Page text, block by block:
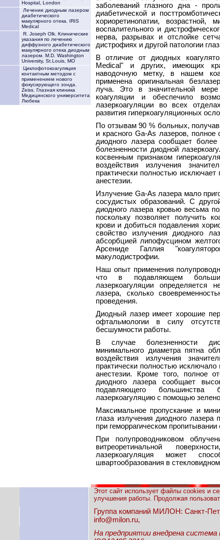
Hospital, London
Лечение диодным лазером
диабетического
макулярного отека. IRIS
Medical
R. Joseph Olk. Клинические
указания по лечению
диффузного диабетического
макулярного отека диодным
лазером. M.D. Washington
University, St.Louis, MO
Циклофотокоагуляция
контактным методом с
применением нового
фокусирующего зонда.
Zeiss. Глазная клиника
Медицинского университета
Любека
заболеваний глазного дна -
диабетической и
хориоретинопатии, возрастной,
воспалительного и
нерва, разрывах и отслойке
дистрофиях и другой патологии
В отличие от диодных
Medical" и других, имеющих
наводочную метку, в нашем
применена оригинальная
луча. Это в значительной
коагуляции и обеспечило
лазеркоагуляции во всех
развития гиперкоагуляционных
По отзывам 90 % больных,
и красного Ga-As лазеров, полное
диодного лазера сообщает
болезненности диодной
косвенным признаком
воздействия излучения
практически полностью
анестезии.
Излучение Ga-As лазера мало
сосудистых образований. С
диодного лазера кровью весьма
поскольку позволяет получить
крови и добиться подавления
свойство излучения диодного
абсорбцией липофусцином
Арсениде Галлия
макулодистрофии.
Наш опыт применения
что в подавляющем
лазеркоагуляции определяется
лазера, сколько
проведения.
Диодный лазер имеет хорошие
офтальмологии в силу
бесшумности работы.
В случае болезненности
минимального диаметра пятна
воздействия излучения
практически полностью
анестезии. Кроме того, полное
диодного лазера сообщает
подавляющего большинства
лазеркоагуляцию с помощью
Максимальное пропускание и
глаза излучения диодного лазера
при геморрагическом пропитывании
При полупроводниковом
витреоретинальной
лазеркоагуляция может
швартообразования в
Этот сайт использует файлы cookies и
улучшения работы. Продолжая
Группа компаний МИЛОН: Санкт-
info@milon.ru,
На предприятии внедрена